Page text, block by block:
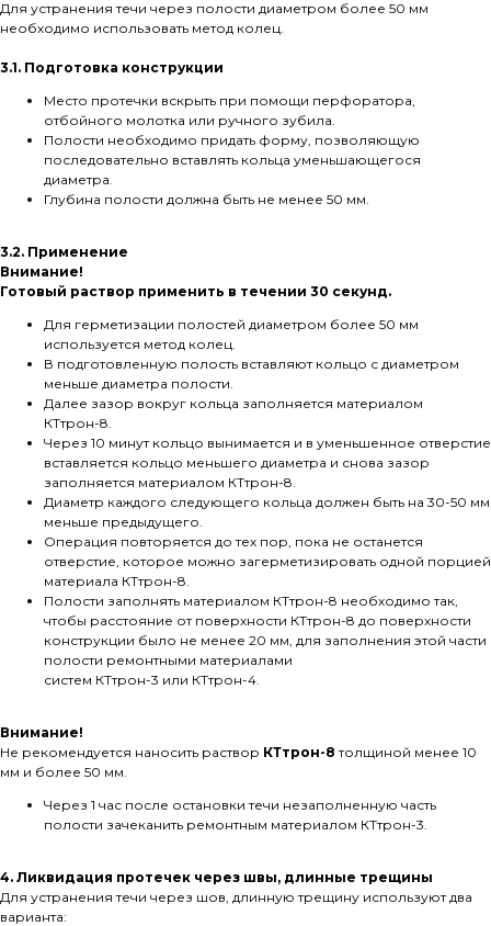
Для устранения течи через полости диаметром более 50 мм
необходимо использовать метод колец.
3.1. Подготовка конструкции
Место протечки вскрыть при помощи перфоратора,
отбойного молотка или ручного зубила.
Полости необходимо придать форму, позволяющую
последовательно вставлять кольца уменьшающегося
диаметра.
Глубина полости должна быть не менее 50 мм.
3.2. Применение
Внимание!
Готовый раствор применить в течении 30 секунд.
Для герметизации полостей диаметром более 50 мм
используется метод колец.
В подготовленную полость вставляют кольцо с диаметром
меньше диаметра полости.
Далее зазор вокруг кольца заполняется материалом
КТтрон-8.
Через 10 минут кольцо вынимается и в уменьшенное отверстие
вставляется кольцо меньшего диаметра и снова зазор
заполняется материалом КТтрон-8.
Диаметр каждого следующего кольца должен быть на 30-50 мм
меньше предыдущего.
Операция повторяется до тех пор, пока не останется
отверстие, которое можно загерметизировать одной порцией
материала КТтрон-8.
Полости заполнять материалом КТтрон-8 необходимо так,
чтобы расстояние от поверхности КТтрон-8 до поверхности
конструкции было не менее 20 мм, для заполнения этой части
полости ремонтными материалами
систем КТтрон-3 или КТтрон-4.
Внимание!
Не рекомендуется наносить раствор КТтрон-8 толщиной менее 10
мм и более 50 мм.
Через 1 час после остановки течи незаполненную часть
полости зачеканить ремонтным материалом КТтрон-3.
4. Ликвидация протечек через швы, длинные трещины
Для устранения течи через шов, длинную трещину используют два
варианта: